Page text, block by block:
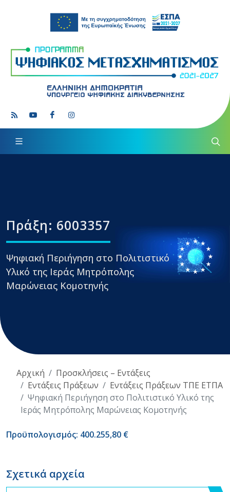
Πράξη: 6003357
Ψηφιακή Περιήγηση στο Πολιτιστικό
Υλικό της Ιεράς Μητρόπολης
Μαρώνειας Κομοτηνής
Αρχική
Προσκλήσεις – Εντάξεις
Εντάξεις Πράξεων
Εντάξεις Πράξεων ΤΠΕ ΕΤΠΑ
Ψηφιακή Περιήγηση στο Πολιτιστικό Υλικό της
Ιεράς Μητρόπολης Μαρώνειας Κομοτηνής
Προϋπολογισμός: 400.255,80 €
Σχετικά αρχεία